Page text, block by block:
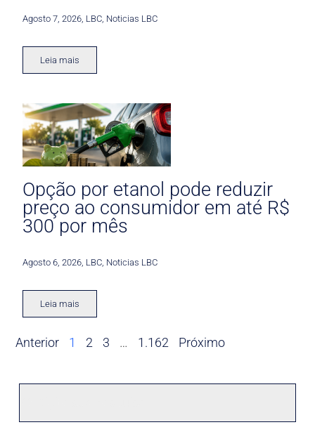
Agosto 7, 2026 LBC Noticias LBC
Leia mais
Opção por etanol pode reduzir
preço ao consumidor em até R$
300 por mês
Agosto 6, 2026 LBC Noticias LBC
Leia mais
Anterior 1 2 3 … 1.162 Próximo